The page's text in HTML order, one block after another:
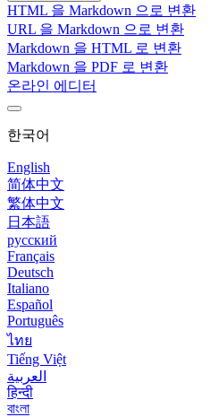
HTML 을 Markdown 으로 변환
URL 을 Markdown 으로 변환
Markdown 을 HTML 로 변환
Markdown 을 PDF 로 변환
온라인 에디터
한국어
English
简体中文
繁体中文
日本語
русский
Français
Deutsch
Italiano
Español
Português
ไทย
Tiếng Việt
العربية
हिन्दी
বাংলা